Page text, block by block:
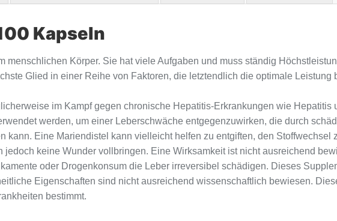
Kapseln
menschlichen Körper. Sie hat viele Aufgaben und muss ständig
Glied in einer Reihe von Faktoren, die letztendlich die optimale Leistung
im Kampf gegen chronische Hepatitis-Erkrankungen wie Hepatitis
werden, um einer Leberschwäche entgegenzuwirken, die durch
kann. Eine Mariendistel kann vielleicht helfen zu entgiften, den Stoffwechsel
keine Wunder vollbringen. Eine Wirksamkeit ist nicht ausreichend
oder Drogenkonsum die Leber irreversibel schädigen. Dieses
Eigenschaften sind nicht ausreichend wissenschaftlich bewiesen.
bestimmt.